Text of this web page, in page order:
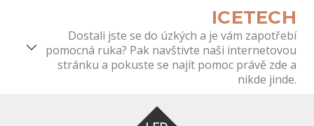
content
ICETECH
Dostali jste se do úzkých a je vám zapotřebí
pomocná ruka? Pak navštivte naši internetovou
stránku a pokuste se najít pomoc právě zde a
nikde jinde.